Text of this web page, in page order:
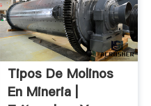
Tipos De Molinos
En Mineria |